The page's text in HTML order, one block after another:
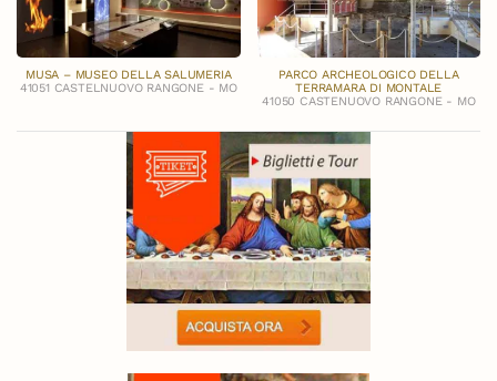
MUSA – MUSEO DELLA SALUMERIA
41051 CASTELNUOVO RANGONE - MO
PARCO ARCHEOLOGICO DELLA
TERRAMARA DI MONTALE
41050 CASTENUOVO RANGONE - MO